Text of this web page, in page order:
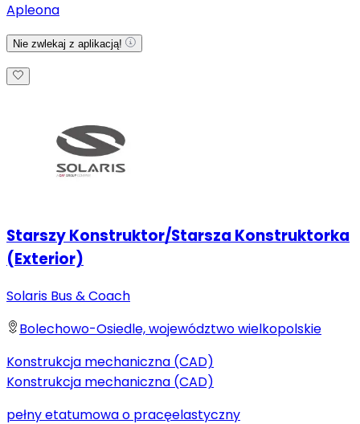
Apleona
Nie zwlekaj z aplikacją!
Starszy Konstruktor/Starsza Konstruktorka
(Exterior)
Solaris Bus & Coach
Bolechowo-Osiedle, województwo wielkopolskie
Konstrukcja mechaniczna (CAD)
Konstrukcja mechaniczna (CAD)
pełny etatumowa o pracęelastyczny